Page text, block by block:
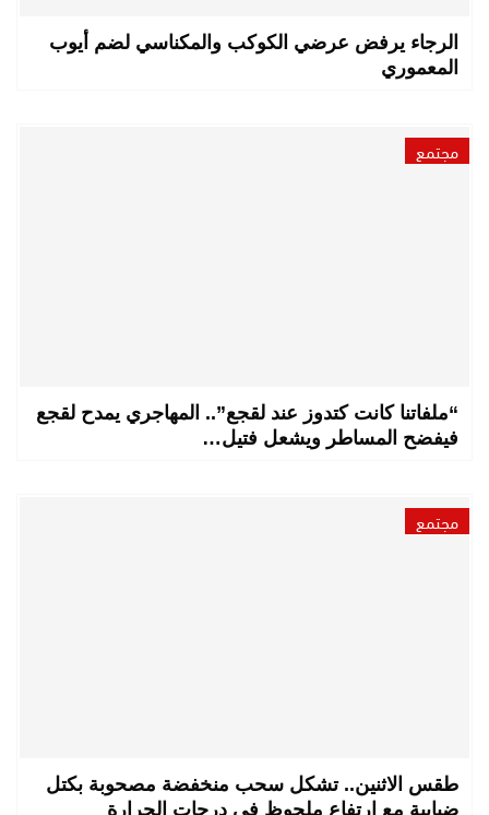
الرجاء يرفض عرضي الكوكب والمكناسي لضم أيوب
المعموري
مجتمع
“ملفاتنا كانت كتدوز عند لقجع”.. المهاجري يمدح لقجع
فيفضح المساطر ويشعل فتيل…
مجتمع
طقس الاثنين.. تشكل سحب منخفضة مصحوبة بكتل
ضبابية مع ارتفاع ملحوظ في درجات الحرارة